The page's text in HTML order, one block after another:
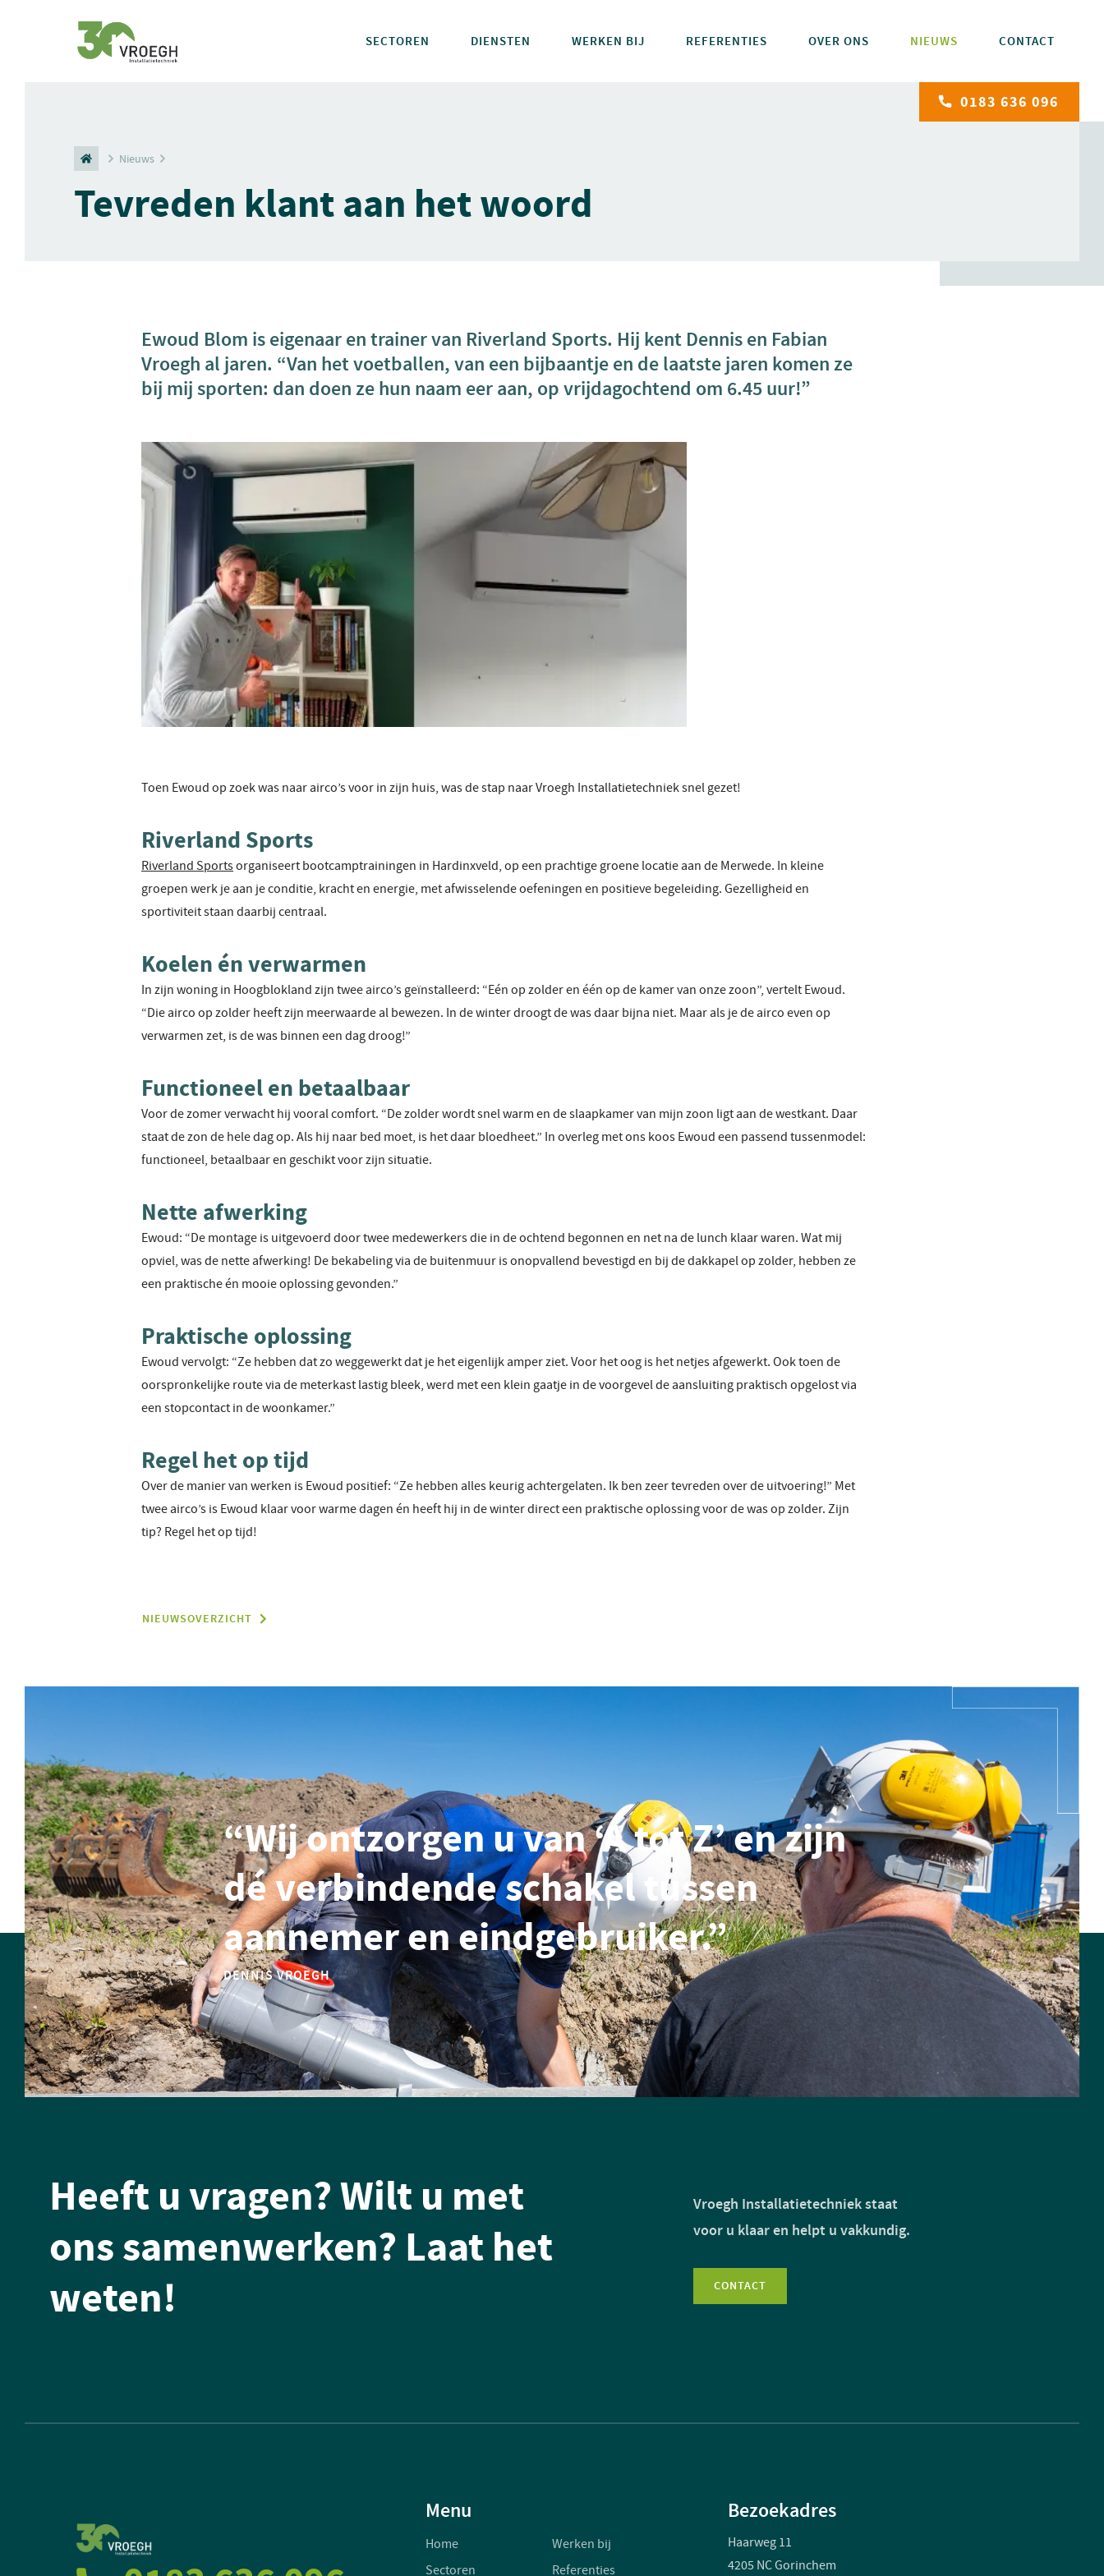
SECTOREN DIENSTEN WERKEN BIJ REFERENTIES OVER ONS NIEUWS CONTACT
0183 636 096
Nieuws
Tevreden klant aan het woord
Ewoud Blom is eigenaar en trainer van Riverland Sports. Hij kent Dennis en Fabian
Vroegh al jaren. “Van het voetballen, van een bijbaantje en de laatste jaren komen ze
bij mij sporten: dan doen ze hun naam eer aan, op vrijdagochtend om 6.45 uur!”
Toen Ewoud op zoek was naar airco’s voor in zijn huis, was de stap naar Vroegh Installatietechniek snel gezet!
Riverland Sports
Riverland Sportsorganiseert bootcamptrainingen in Hardinxveld, op een prachtige groene locatie aan de Merwede. In kleine
groepen werk je aan je conditie, kracht en energie, met afwisselende oefeningen en positieve begeleiding. Gezelligheid en
sportiviteit staan daarbij centraal.
Koelen én verwarmen
In zijn woning in Hoogblokland zijn twee airco’s geïnstalleerd: “Eén op zolder en één op de kamer van onze zoon”, vertelt Ewoud.
“Die airco op zolder heeft zijn meerwaarde al bewezen. In de winter droogt de was daar bijna niet. Maar als je de airco even op
verwarmen zet, is de was binnen een dag droog!”
Functioneel en betaalbaar
Voor de zomer verwacht hij vooral comfort. “De zolder wordt snel warm en de slaapkamer van mijn zoon ligt aan de westkant. Daar
staat de zon de hele dag op. Als hij naar bed moet, is het daar bloedheet.” In overleg met ons koos Ewoud een passend tussenmodel:
functioneel, betaalbaar en geschikt voor zijn situatie.
Nette afwerking
Ewoud: “De montage is uitgevoerd door twee medewerkers die in de ochtend begonnen en net na de lunch klaar waren. Wat mij
opviel, was de nette afwerking! De bekabeling via de buitenmuur is onopvallend bevestigd en bij de dakkapel op zolder, hebben ze
een praktische én mooie oplossing gevonden.”
Praktische oplossing
Ewoud vervolgt: “Ze hebben dat zo weggewerkt dat je het eigenlijk amper ziet. Voor het oog is het netjes afgewerkt. Ook toen de
oorspronkelijke route via de meterkast lastig bleek, werd met een klein gaatje in de voorgevel de aansluiting praktisch opgelost via
een stopcontact in de woonkamer.”
Regel het op tijd
Over de manier van werken is Ewoud positief: “Ze hebben alles keurig achtergelaten. Ik ben zeer tevreden over de uitvoering!” Met
twee airco’s is Ewoud klaar voor warme dagen én heeft hij in de winter direct een praktische oplossing voor de was op zolder. Zijn
tip? Regel het op tijd!
NIEUWSOVERZICHT
“Wij ontzorgen u van ‘A tot Z’ en zijn
dé verbindende schakel tussen
aannemer en eindgebruiker.”
DENNIS VROEGH
Heeft u vragen? Wilt u met
ons samenwerken? Laat het
weten!
Vroegh Installatietechniek staat
voor u klaar en helpt u vakkundig.
CONTACT
Menu
Home
Sectoren
Werken bij
Referenties
Bezoekadres
Haarweg 11
4205 NC Gorinchem